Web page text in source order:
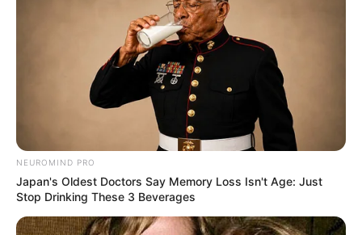
These Actors Didn't Want To Share The Spotlight
NEUROMIND PRO
Japan's Oldest Doctors Say Memory Loss Isn't Age: Just
Stop Drinking These 3 Beverages